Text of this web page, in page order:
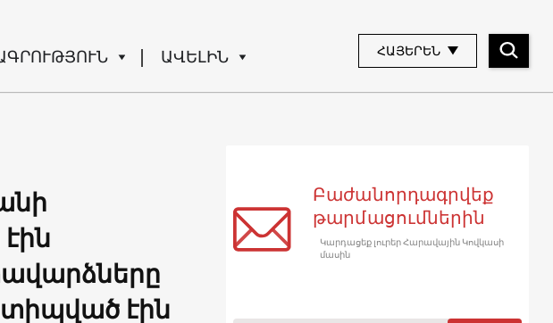
ԱՎԵԼԻՆ ՀԱՅԵՐԵՆ
էին
Բաժանորդագրվեք
թարմացումներին
Կարդացեք լուրեր Հարավային Կովկասի
մասին